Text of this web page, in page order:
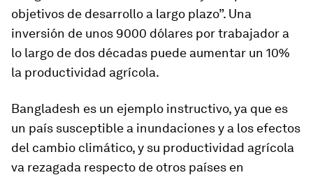
objetivos de desarrollo a largo plazo”. Una
inversión de unos 9000 dólares por trabajador a
lo largo de dos décadas puede aumentar un 10%
la productividad agrícola.
Bangladesh es un ejemplo instructivo, ya que es
un país susceptible a inundaciones y a los efectos
del cambio climático, y su productividad agrícola
va rezagada respecto de otros países en